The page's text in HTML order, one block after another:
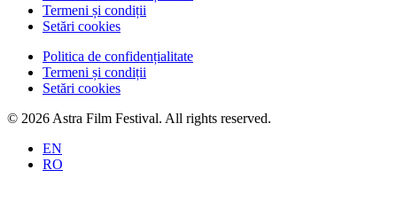
Termeni și condiții
Setări cookies
Politica de confidențialitate
Termeni și condiții
Setări cookies
© 2026 Astra Film Festival. All rights reserved.
EN
RO